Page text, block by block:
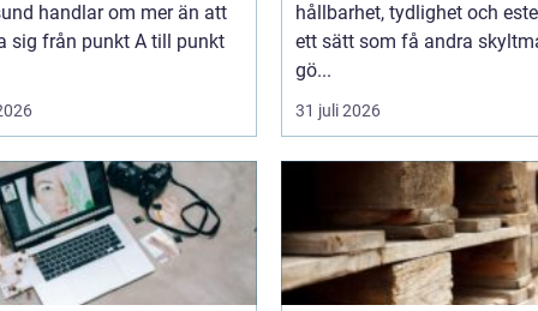
handlar om mer än att
sig från punkt A till punkt
hållbarhet, tydlighet och
ett sätt som få andra
gö...
31 juli 2026